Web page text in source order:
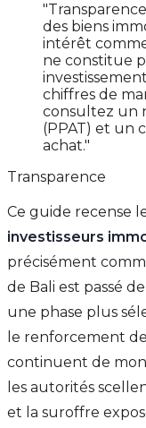
des biens
intérêt
ne constitue
chiffres de
consultez un
(PPAT) et un
achat."
Transparence
Ce guide recense
investisseurs
précisément
de Bali est passé
une phase plus
le renforcement
continuent de
les autorités
et la suroffre